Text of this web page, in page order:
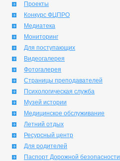
Проекты
Конкурс ФЦПРО
Медиатека
Мониторинг
Для поступающих
Видеогалерея
Фотогалерея
Страницы преподавателей
Психологическая служба
Музей истории
Медицинское обслуживание
Летний отдых
Ресурсный центр
Для родителей
Паспорт Дорожной безопасности